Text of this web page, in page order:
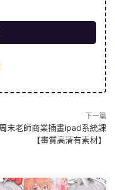
下一篇
周末老師商業插畫ipad系統課
【畫質高清有素材】